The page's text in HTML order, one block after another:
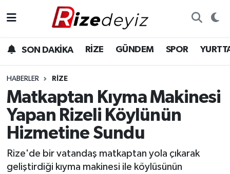
SON DAKİKA RİZE GÜNDEM SPOR
HABERLER RIZE
Matkaptan Kıyma Makinesi
Yapan Rizeli Köylünün
Hizmetine Sundu
Rize'de bir vatandaş matkaptan yola çıkarak
geliştirdiği kıyma makinesi ile köylüsünün
Gündem
Yurttan Haberler
Ekonomi
Sağlık
Rize Hava Durumu
Rize Trafik Yoğunluk Haritası
Süper Lig Puan Durumu ve Fikstür
Son Dakika Haberleri